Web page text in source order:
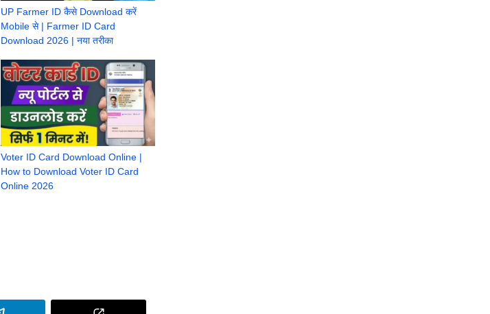
UP Farmer ID कैसे Download करें
Mobile से | Farmer ID Card
Download 2026 | नया तरीका
Voter ID Card Download Online |
How to Download Voter ID Card
Online 2026